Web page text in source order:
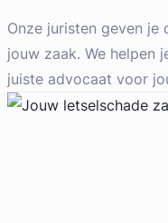
Arbeidsrecht
Meer dan 7 jaar
Provincie Zuid-
Onze juristen geven je
jouw zaak. We helpen
juiste advocaat voor